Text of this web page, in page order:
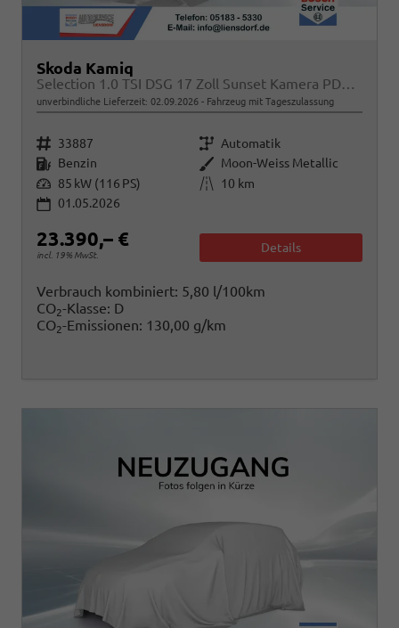
Skoda Kamiq
Selection 1.0 TSI DSG 17 Zoll Sunset Kamera PDC v+h
unverbindliche Lieferzeit: 02.09.2026 Fahrzeug mit Tageszulassung
Fahrzeugnr. 33887 Getriebe Automatik
Kraftstoff Benzin Außenfarbe Moon-Weiss Metallic
Leistung 85 kW (116 PS) Kilometerstand
10 km
01.05.2026
23.390,– €
incl. 19% MwSt.
Details
Verbrauch kombiniert: 5,80 l/100km
CO2-Klasse: D
CO2-Emissionen: 130,00 g/km